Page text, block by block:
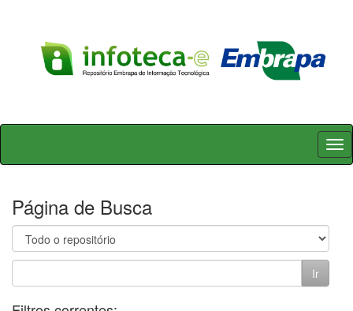
Skip
Página de Busca